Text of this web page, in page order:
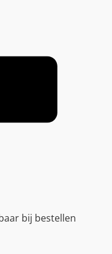
bij bestellen